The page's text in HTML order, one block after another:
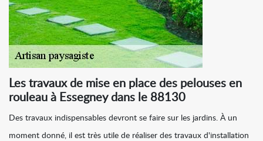
Les travaux de mise en place des pelouses en
rouleau à Essegney dans le 88130
Des travaux indispensables devront se faire sur les jardins. À un
moment donné, il est très utile de réaliser des travaux d'installation